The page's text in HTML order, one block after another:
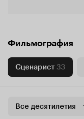
Фильмография
Сценарист 33
Все десятилетия